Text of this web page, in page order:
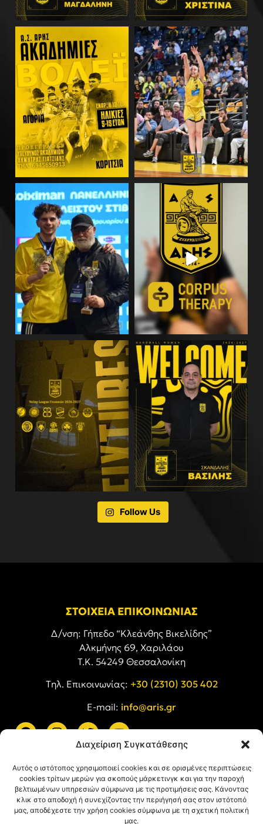
Διαχείριση Συγκατάθεσης
Αυτός ο ιστότοπος χρησιμοποιεί cookies και σε ορισμένες περιπτώσεις
cookies τρίτων μερών για σκοπούς μάρκετινγκ και για την παροχή
βελτιωμένων υπηρεσιών σύμφωνα με τις προτιμήσεις σας. Κάνοντας
κλικ στο αποδοχή ή συνεχίζοντας την περιήγησή σας στον ιστότοπό
μας, αποδέχεστε την χρήση cookies σύμφωνα με τη σχετική πολιτική
μας.
Follow Us
ΣΤΟΙΧΕΙΑ ΕΠΙΚΟΙΝΩΝΙΑΣ
Δ/νση: Γήπεδο “Κλεάνθης Βικελίδης”
Αλκμήνης 69, Χαριλάου
Τ.Κ. 54249 Θεσσαλονίκη
Tηλ. Επικοινωνίας: +30 (2310) 305 402
E-mail: info@aris.gr